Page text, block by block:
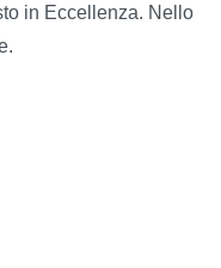
in Eccellenza. Nello